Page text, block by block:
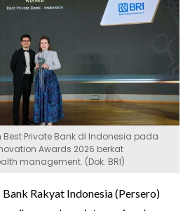
Private Bank di Indonesia pada
Awards 2026 berkat
management. (Dok. BRI)
Bank Rakyat Indonesia (Persero)